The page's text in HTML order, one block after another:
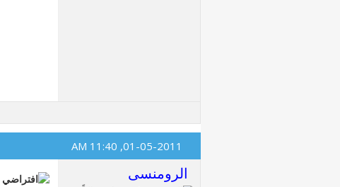
01-05-2011,
11:40 AM
الرومنسى